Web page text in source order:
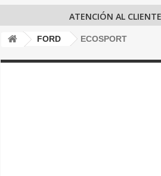
ATENCIÓN AL
FORD ECOSPORT